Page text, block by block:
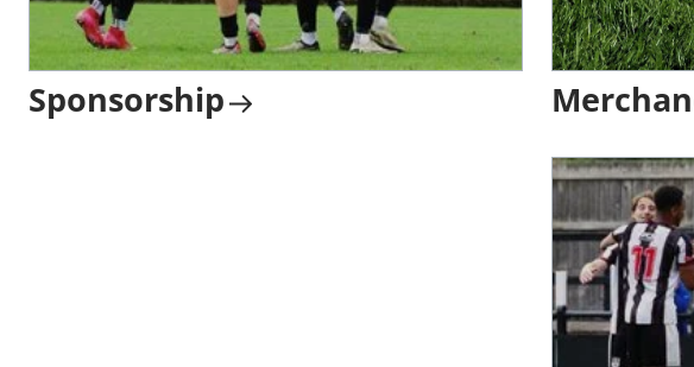
Sponsorship